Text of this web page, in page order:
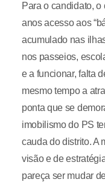
Para o candidato,
anos acesso aos
acumulado nas
nos passeios,
e a funcionar, falta
mesmo tempo a
ponta que se
imobilismo do PS
cauda do distrito. A
visão e de
pareça ser mudar